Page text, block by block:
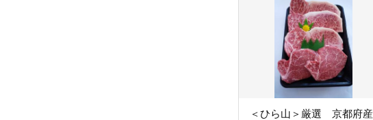
＜ひら山＞厳選 京都府産